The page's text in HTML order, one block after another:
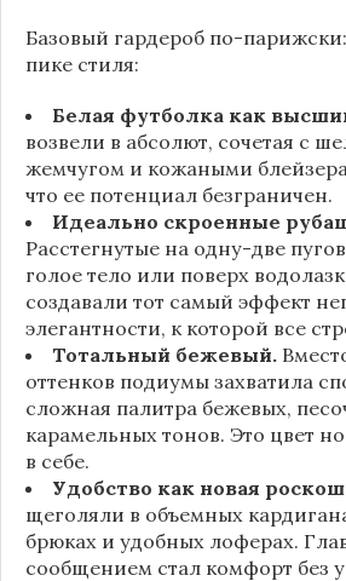
Базовый гардероб по-
пике стиля:
Белая футболка как
возвели в абсолют, сочетая с
жемчугом и кожаными
что ее потенциал безграничен.
Идеально скроенные
Расстегнутые на одну-две
голое тело или поверх
создавали тот самый эффект
элегантности, к которой все
Тотальный бежевый.
оттенков подиумы захватила
сложная палитра бежевых,
карамельных тонов. Это цвет
в себе.
Удобство как новая
щеголяли в объемных
брюках и удобных лоферах.
сообщением стал комфорт без